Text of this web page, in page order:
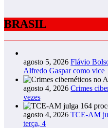
BRASIL
agosto 5, 2026 Flávio
Alfredo Gaspar como vice
agosto 4, 2026 Crimes
vezes
agosto 4, 2026 TCE-AM
terça, 4